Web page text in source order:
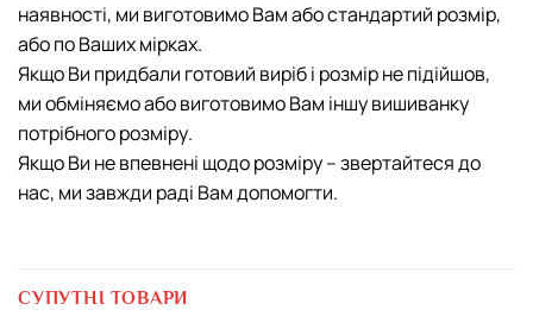
наявності, ми виготовимо Вам або стандартий розмір,
або по Ваших мірках.
Якщо Ви придбали готовий виріб і розмір не підійшов,
ми обміняємо або виготовимо Вам іншу вишиванку
потрібного розміру.
Якщо Ви не впевнені щодо розміру – звертайтеся до
нас, ми завжди раді Вам допомогти.
СУПУТНІ ТОВАРИ